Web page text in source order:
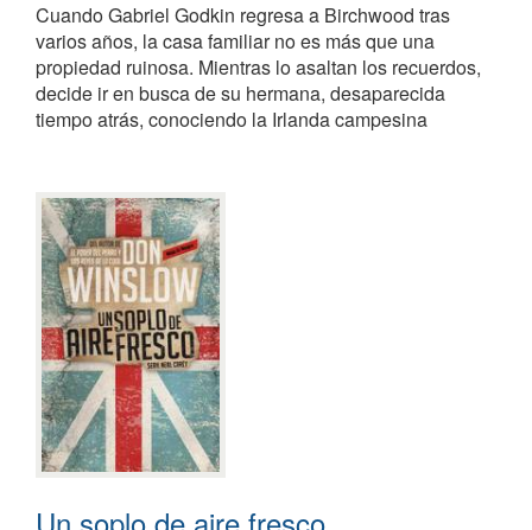
Cuando Gabriel Godkin regresa a Birchwood tras
varios años, la casa familiar no es más que una
propiedad ruinosa. Mientras lo asaltan los recuerdos,
decide ir en busca de su hermana, desaparecida
tiempo atrás, conociendo la Irlanda campesina